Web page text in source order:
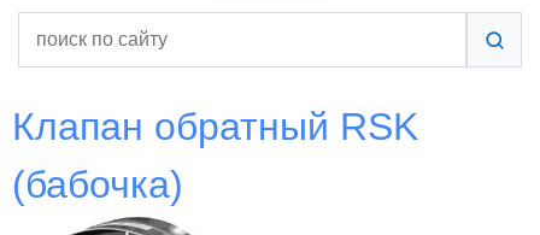
Клапан обратный RSK
(бабочка)